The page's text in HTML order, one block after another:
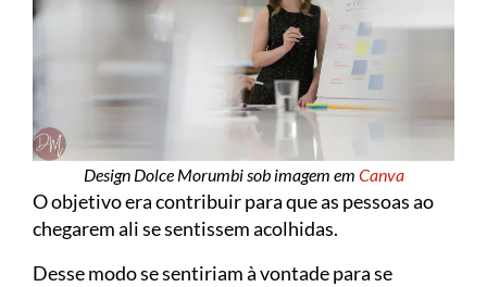
Design Dolce Morumbi sob imagem em Canva
O objetivo era contribuir para que as pessoas ao
chegarem ali se sentissem acolhidas.
Desse modo se sentiriam à vontade para se